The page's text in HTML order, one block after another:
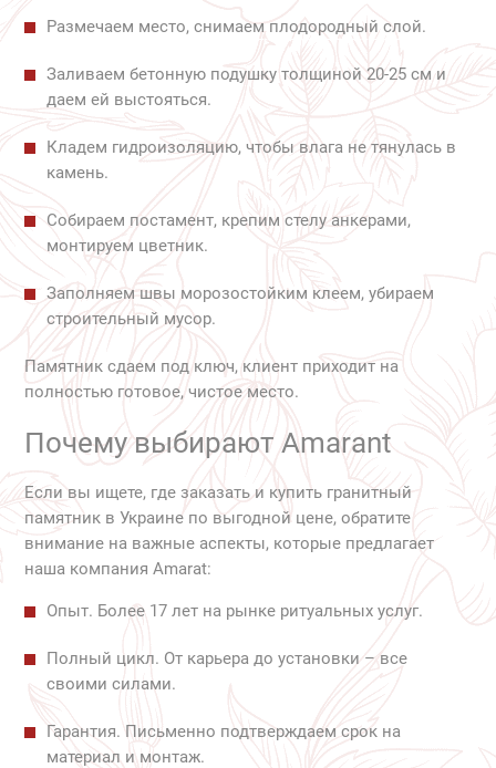
Размечаем место, снимаем плодородный слой.
Заливаем бетонную подушку толщиной 20-25 см и
даем ей выстояться.
Кладем гидроизоляцию, чтобы влага не тянулась в
камень.
Собираем постамент, крепим стелу анкерами,
монтируем цветник.
Заполняем швы морозостойким клеем, убираем
строительный мусор.
Памятник сдаем под ключ, клиент приходит на
полностью готовое, чистое место.
Почему выбирают Amarant
Если вы ищете, где заказать и купить гранитный
памятник в Украине по выгодной цене, обратите
внимание на важные аспекты, которые предлагает
наша компания Amarat:
Опыт. Более 17 лет на рынке ритуальных услуг.
Полный цикл. От карьера до установки – все
своими силами.
Гарантия. Письменно подтверждаем срок на
материал и монтаж.